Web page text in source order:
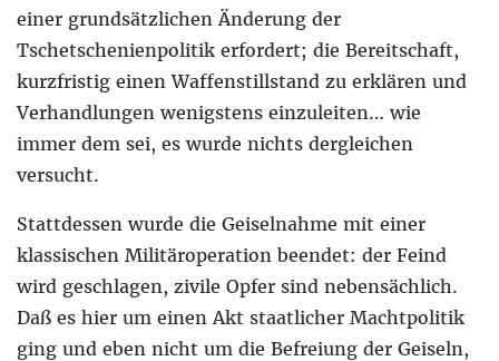
einer grundsätzlichen Änderung der
Tschetschenienpolitik erfordert; die Bereitschaft,
kurzfristig einen Waffenstillstand zu erklären und
Verhandlungen wenigstens einzuleiten… wie
immer dem sei, es wurde nichts dergleichen
versucht.
Stattdessen wurde die Geiselnahme mit einer
klassischen Militäroperation beendet: der Feind
wird geschlagen, zivile Opfer sind nebensächlich.
Daß es hier um einen Akt staatlicher Machtpolitik
ging und eben nicht um die Befreiung der Geiseln,